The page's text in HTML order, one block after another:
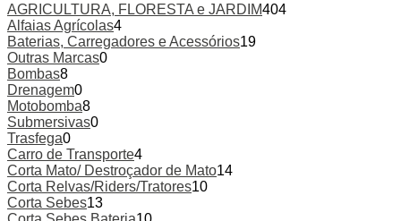
AGRICULTURA, FLORESTA e JARDIM404
Alfaias Agrícolas4
Baterias, Carregadores e Acessórios19
Outras Marcas0
Bombas8
Drenagem0
Motobomba8
Submersivas0
Trasfega0
Carro de Transporte4
Corta Mato/ Destroçador de Mato14
Corta Relvas/Riders/Tratores10
Corta Sebes13